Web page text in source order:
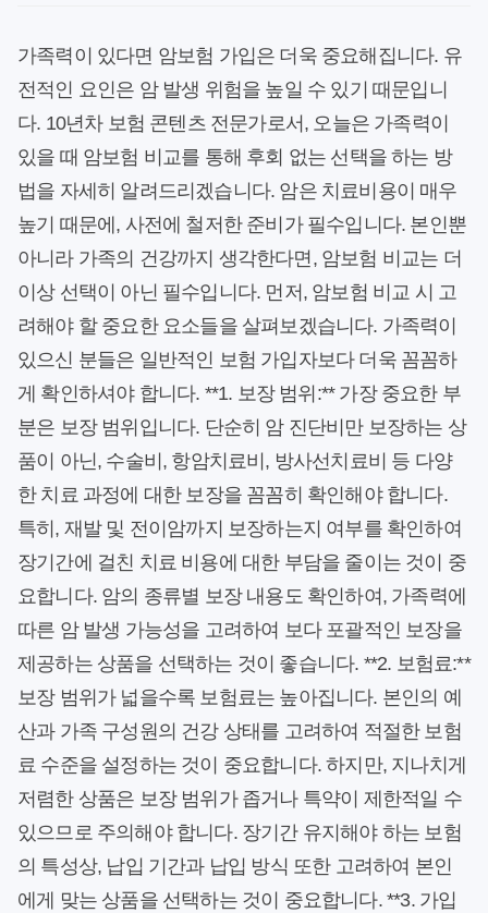
가족력이 있다면 암보험 가입은 더욱 중요해집니다. 유
전적인 요인은 암 발생 위험을 높일 수 있기 때문입니
다. 10년차 보험 콘텐츠 전문가로서, 오늘은 가족력이
있을 때 암보험 비교를 통해 후회 없는 선택을 하는 방
법을 자세히 알려드리겠습니다. 암은 치료비용이 매우
높기 때문에, 사전에 철저한 준비가 필수입니다. 본인뿐
아니라 가족의 건강까지 생각한다면, 암보험 비교는 더
이상 선택이 아닌 필수입니다. 먼저, 암보험 비교 시 고
려해야 할 중요한 요소들을 살펴보겠습니다. 가족력이
있으신 분들은 일반적인 보험 가입자보다 더욱 꼼꼼하
게 확인하셔야 합니다. **1. 보장 범위:** 가장 중요한 부
분은 보장 범위입니다. 단순히 암 진단비만 보장하는 상
품이 아닌, 수술비, 항암치료비, 방사선치료비 등 다양
한 치료 과정에 대한 보장을 꼼꼼히 확인해야 합니다.
특히, 재발 및 전이암까지 보장하는지 여부를 확인하여
장기간에 걸친 치료 비용에 대한 부담을 줄이는 것이 중
요합니다. 암의 종류별 보장 내용도 확인하여, 가족력에
따른 암 발생 가능성을 고려하여 보다 포괄적인 보장을
제공하는 상품을 선택하는 것이 좋습니다. **2. 보험료:**
보장 범위가 넓을수록 보험료는 높아집니다. 본인의 예
산과 가족 구성원의 건강 상태를 고려하여 적절한 보험
료 수준을 설정하는 것이 중요합니다. 하지만, 지나치게
저렴한 상품은 보장 범위가 좁거나 특약이 제한적일 수
있으므로 주의해야 합니다. 장기간 유지해야 하는 보험
의 특성상, 납입 기간과 납입 방식 또한 고려하여 본인
에게 맞는 상품을 선택하는 것이 중요합니다. **3. 가입